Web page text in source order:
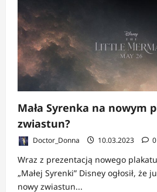
Mała Syrenka na nowym
zwiastun?
Doctor_Donna 10.03.2023 0
Wraz z prezentacją nowego
„Małej Syrenki” Disney ogłosił, że
nowy zwiastun...